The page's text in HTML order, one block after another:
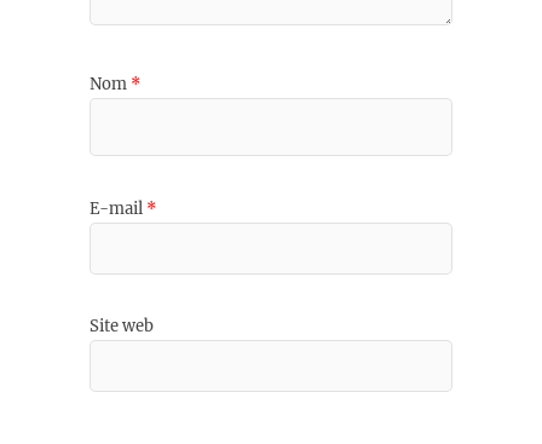
Nom *
E-mail *
Site web